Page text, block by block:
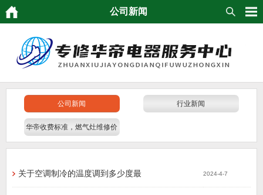
公司新闻
公司新闻 行业新闻
华帝收费标准，燃气灶维修价
关于空调制冷的温度调到多少度最 2024-4-7